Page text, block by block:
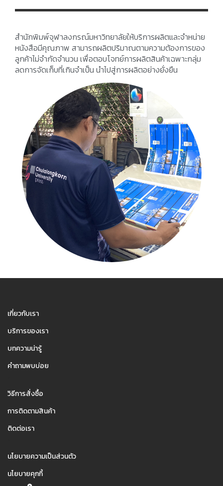
สำนักพิมพ์จุฬาลงกรณ์มหาวิทยาลัยให้บริการผลิตและจำหน่าย
หนังสือมีคุณภาพ สามารถผลิตปริมาณตามความต้องการของ
ลูกค้าไม่จำกัดจำนวน เพื่อตอบโจทย์การผลิตสินค้าเฉพาะกลุ่ม
ลดการจัดเก็บที่เกินจำเป็น นำไปสู่การผลิตอย่างยั่งยืน
เกี่ยวกับเรา
บริการของเรา
บทความน่ารู้
คำถามพบบ่อย
วิธีการสั่งซื้อ
การติดตามสินค้า
ติดต่อเรา
นโยบายความเป็นส่วนตัว
นโยบายคุกกี้